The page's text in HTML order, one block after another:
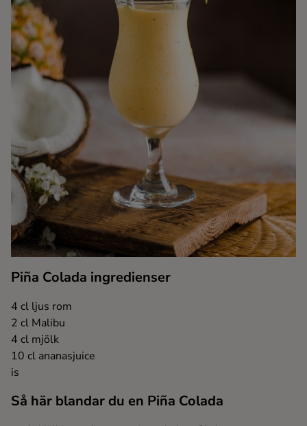
Kaffe
Konjak
Likör
Shots
Tequila
Vodka
Whisky
Ingredienser
Piña Colada ingredienser
4 cl ljus rom
2 cl Malibu
4 cl mjölk
10 cl ananasjuice
is
Så här blandar du en Piña Colada